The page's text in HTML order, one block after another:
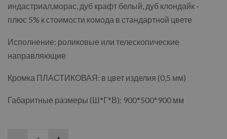
индастриал,морас, дуб крафт белый, дуб клондайк -
плюс 5% к стоимости комода в стандартной цвете
Исполнение: роликовые или телескопические
направляющие
Кромка ПЛАСТИКОВАЯ: в цвет изделия (0,5 мм)
Габаритные размеры (Ш*Г*В): 900*500*900 мм